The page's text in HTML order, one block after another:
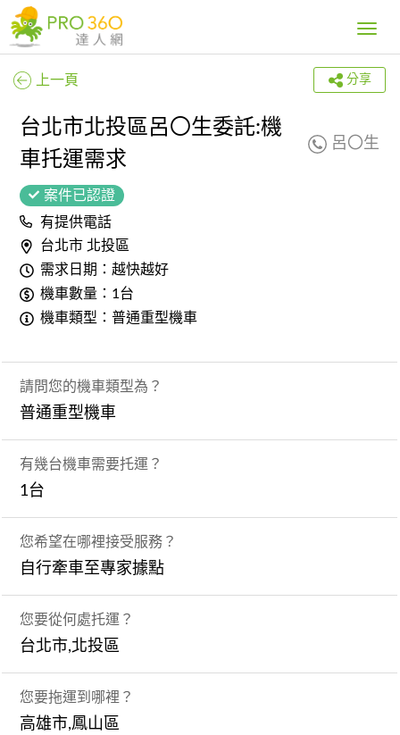
Toggle
上一頁 分享
台北市北投區呂〇生委託:機
車托運需求
呂〇生
案件已認證
有提供電話
台北市 北投區
需求日期：越快越好
機車數量：1台
機車類型：普通重型機車
請問您的機車類型為？
普通重型機車
有幾台機車需要托運？
1台
您希望在哪裡接受服務？
自行牽車至專家據點
您要從何處托運？
台北市,北投區
您要拖運到哪裡？
高雄市,鳳山區